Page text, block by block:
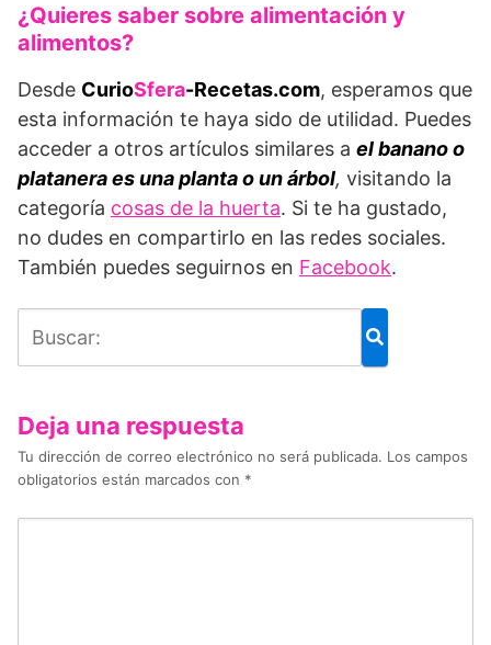
¿Quieres saber sobre alimentación y
alimentos?
Desde CurioSfera-Recetas.com, esperamos que
esta información te haya sido de utilidad. Puedes
acceder a otros artículos similares a el banano o
platanera es una planta o un árbol, visitando la
categoría cosas de la huerta. Si te ha gustado,
no dudes en compartirlo en las redes sociales.
También puedes seguirnos en Facebook.
Deja una respuesta
Tu dirección de correo electrónico no será publicada. Los campos
obligatorios están marcados con *